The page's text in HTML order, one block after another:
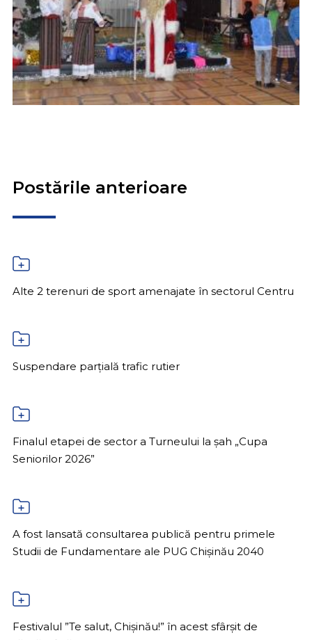
Postările anterioare
Alte 2 terenuri de sport amenajate în sectorul Centru
Suspendare parțială trafic rutier
Finalul etapei de sector a Turneului la șah „Cupa
Seniorilor 2026”
A fost lansată consultarea publică pentru primele
Studii de Fundamentare ale PUG Chișinău 2040
Festivalul ”Te salut, Chișinău!” în acest sfârșit de